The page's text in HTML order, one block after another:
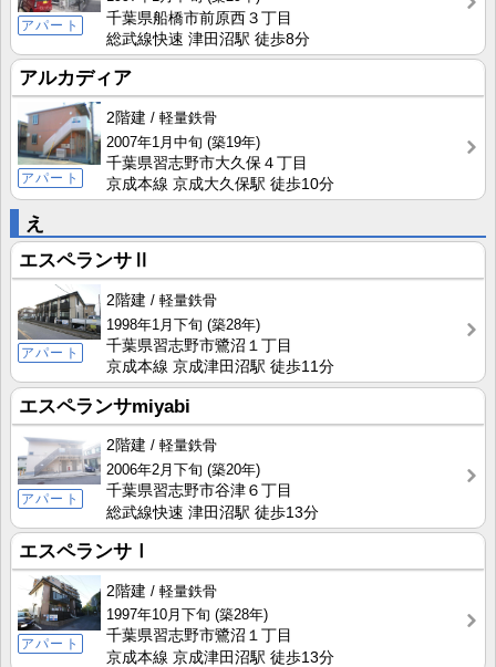
アパート
千葉県船橋市前原西３丁目
総武線快速 津田沼駅 徒歩8分
アルカディア
アパート
2階建
軽量鉄骨
2007年1月中旬 (築19年)
千葉県習志野市大久保４丁目
京成本線 京成大久保駅 徒歩10分
え
エスペランサⅡ
アパート
2階建
軽量鉄骨
1998年1月下旬 (築28年)
千葉県習志野市鷺沼１丁目
京成本線 京成津田沼駅 徒歩11分
エスペランサmiyabi
アパート
2階建
軽量鉄骨
2006年2月下旬 (築20年)
千葉県習志野市谷津６丁目
総武線快速 津田沼駅 徒歩13分
エスペランサⅠ
アパート
2階建
軽量鉄骨
1997年10月下旬 (築28年)
千葉県習志野市鷺沼１丁目
京成本線 京成津田沼駅 徒歩13分